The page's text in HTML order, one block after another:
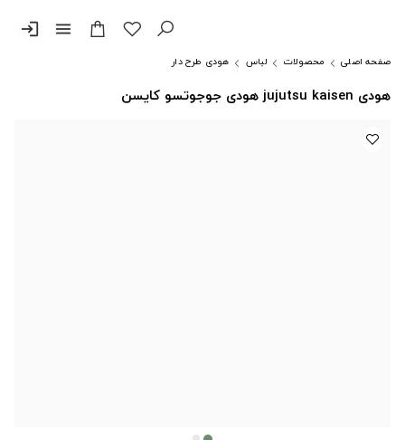
menu
login
صفحه اصلی محصولات لباس هودی طرح دار
هودی jujutsu kaisen هودی جوجوتسو کایسن